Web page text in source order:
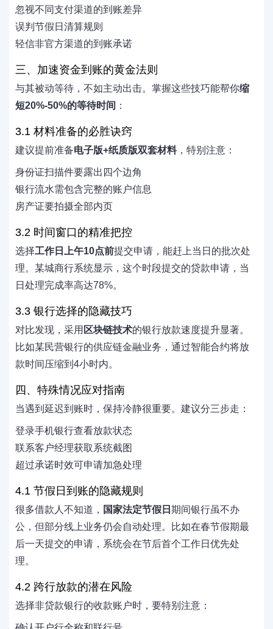
忽视不同支付渠道的到账差异
误判节假日清算规则
轻信非官方渠道的到账承诺
三、加速资金到账的黄金法则
与其被动等待，不如主动出击。掌握这些技巧能帮你缩
短20%-50%的等待时间 ：
3.1 材料准备的必胜诀窍
建议提前准备电子版+纸质版双套材料，特别注意：
身份证扫描件要露出四个边角
银行流水需包含完整的账户信息
房产证要拍摄全部内页
3.2 时间窗口的精准把控
选择工作日上午10点前提交申请，能赶上当日的批次处
理。某城商行系统显示，这个时段提交的贷款申请，当
日处理完成率高达78%。
3.3 银行选择的隐藏技巧
对比发现，采用 区块链技术的银行放款速度提升显著。
比如某民营银行的供应链金融业务，通过智能合约将放
款时间压缩到4小时内。
四、特殊情况应对指南
当遇到延迟到账时，保持冷静很重要。建议分三步走：
登录手机银行查看放款状态
联系客户经理获取系统截图
超过承诺时效可申请加急处理
4.1 节假日到账的隐藏规则
很多借款人不知道， 国家法定节假日 期间银行虽不办
公，但部分线上业务仍会自动处理。比如在春节假期最
后一天提交的申请，系统会在节后首个工作日优先处
理。
4.2 跨行放款的潜在风险
选择非贷款银行的收款账户时，要特别注意：